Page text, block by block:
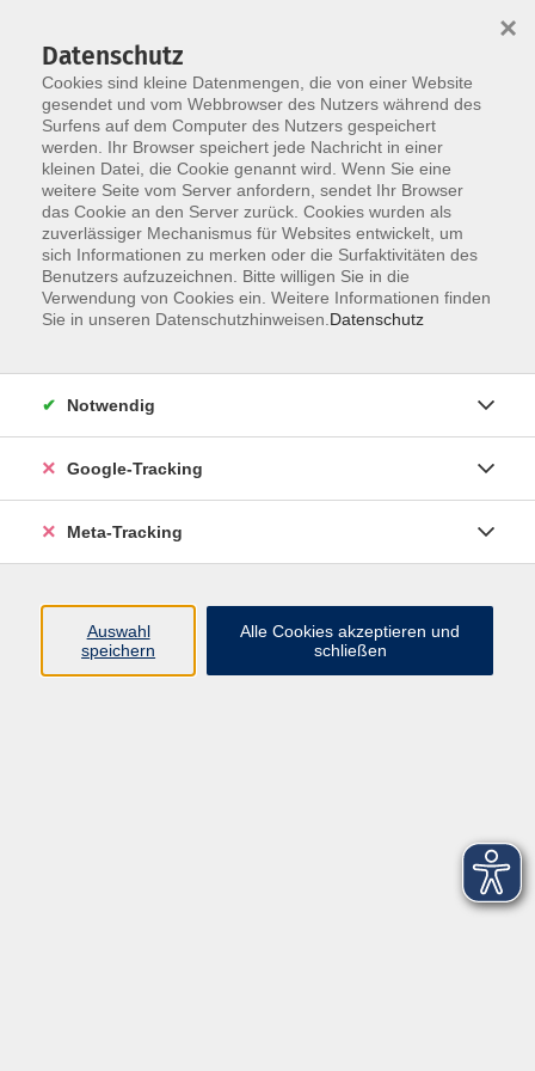
Skip to main content
Der Kurs konnte nicht gefunden werden.
Über uns
Datenschutz
Cookies sind kleine Datenmengen, die von einer Website
gesendet und vom Webbrowser des Nutzers während des
Surfens auf dem Computer des Nutzers gespeichert
werden. Ihr Browser speichert jede Nachricht in einer
kleinen Datei, die Cookie genannt wird. Wenn Sie eine
weitere Seite vom Server anfordern, sendet Ihr Browser
das Cookie an den Server zurück. Cookies wurden als
zuverlässiger Mechanismus für Websites entwickelt, um
sich Informationen zu merken oder die Surfaktivitäten des
Benutzers aufzuzeichnen. Bitte willigen Sie in die
Verwendung von Cookies ein. Weitere Informationen finden
Sie in unseren Datenschutzhinweisen. Datenschutz
×
Notwendig
Google-Tracking
Meta-Tracking
Auswahl
speichern
Alle Cookies akzeptieren und
schließen